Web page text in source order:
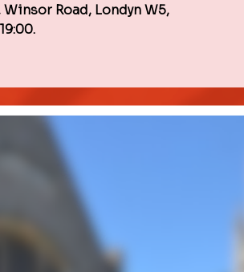
Road, Londyn W5,